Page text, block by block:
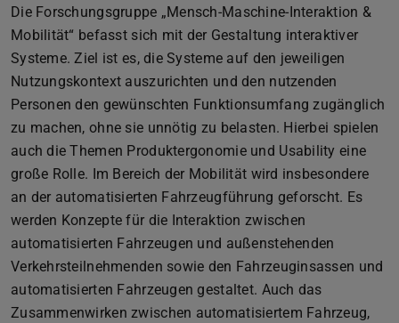
Die Forschungsgruppe „Mensch-Maschine-Interaktion &
Mobilität“ befasst sich mit der Gestaltung interaktiver
Systeme. Ziel ist es, die Systeme auf den jeweiligen
Nutzungskontext auszurichten und den nutzenden
Personen den gewünschten Funktionsumfang zugänglich
zu machen, ohne sie unnötig zu belasten. Hierbei spielen
auch die Themen Produktergonomie und Usability eine
große Rolle. Im Bereich der Mobilität wird insbesondere
an der automatisierten Fahrzeugführung geforscht. Es
werden Konzepte für die Interaktion zwischen
automatisierten Fahrzeugen und außenstehenden
Verkehrsteilnehmenden sowie den Fahrzeuginsassen und
automatisierten Fahrzeugen gestaltet. Auch das
Zusammenwirken zwischen automatisiertem Fahrzeug,